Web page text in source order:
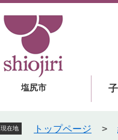
塩尻市
現在地 トップページ >